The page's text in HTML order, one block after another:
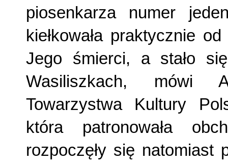
piosenkarza numer
kiełkowała praktycznie
Jego śmierci, a stało
Wasiliszkach, mówi
Towarzystwa Kultury
która patronowała
rozpoczęły się natomiast